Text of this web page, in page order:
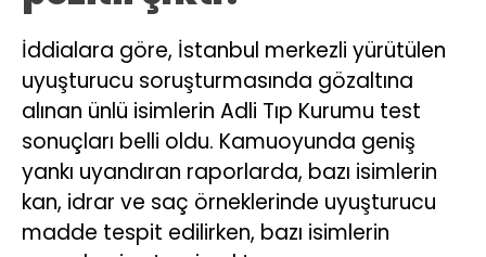
İddialara göre, İstanbul merkezli yürütülen
uyuşturucu soruşturmasında gözaltına
alınan ünlü isimlerin Adli Tıp Kurumu test
sonuçları belli oldu. Kamuoyunda geniş
yankı uyandıran raporlarda, bazı isimlerin
kan, idrar ve saç örneklerinde uyuşturucu
madde tespit edilirken, bazı isimlerin